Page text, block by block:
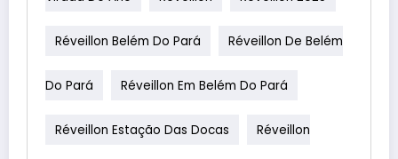
Réveillon Belém Do Pará Réveillon De Belém
Do Pará Réveillon Em Belém Do Pará
Réveillon Estação Das Docas Réveillon